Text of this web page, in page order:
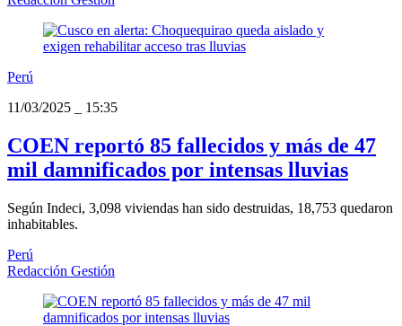
Perú
11/03/2025
15:35
COEN reportó 85 fallecidos y más de 47
mil damnificados por intensas lluvias
Según Indeci, 3,098 viviendas han sido destruidas, 18,753 quedaron
inhabitables.
Perú
Redacción Gestión